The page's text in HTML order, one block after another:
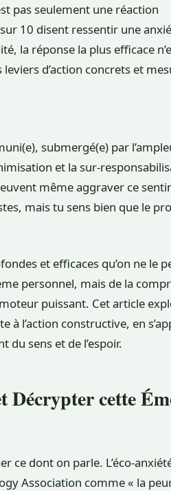
pas seulement une réaction
10 disent ressentir une
la réponse la plus efficace
d’action concrets et
submergé(e) par
et la sur-
même aggraver ce
mais tu sens bien que le
et efficaces qu’on ne le
personnel, mais de la
puissant. Cet article
à l’action constructive, en
du sens et de l’espoir.
Décrypter cette
ce dont on parle. L’éco-
Association comme « la